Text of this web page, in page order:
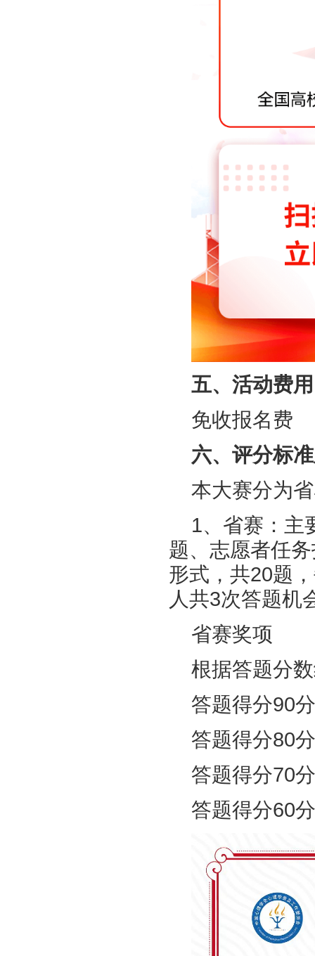
五、活动费用
免收报名费
六、评分标
本大赛分为
1、省赛：主
题、志愿者任
形式，共20题
人共3次答题机
省赛奖项
根据答题分
答题得分90
答题得分80
答题得分70
答题得分60